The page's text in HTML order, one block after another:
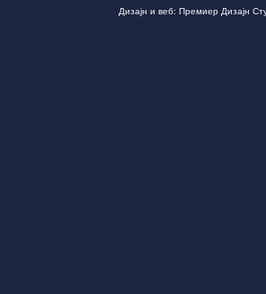
Дизајн и веб: Премиер Дизајн